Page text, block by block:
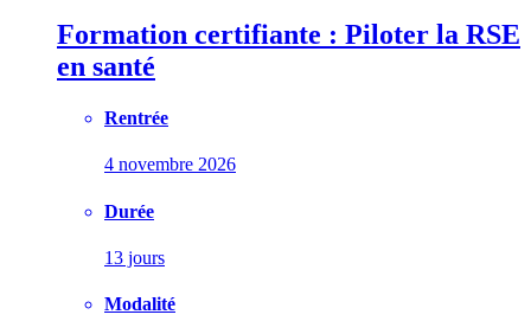
Formation certifiante : Piloter la RSE
en santé
Rentrée
4 novembre 2026
Durée
13 jours
Modalité